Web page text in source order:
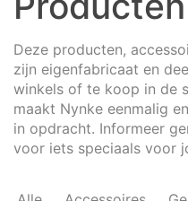
Deze producten,
zijn eigenfabricaat en
winkels of te koop in de
maakt Nynke eenmalig
in opdracht. Informeer
voor iets speciaals voor